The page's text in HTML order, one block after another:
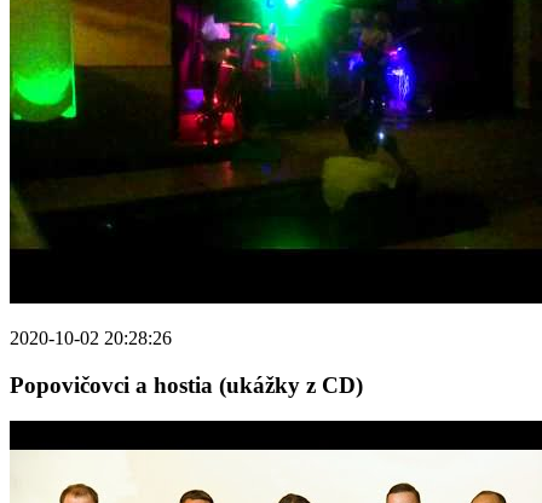
2020-10-02 20:28:26
Popovičovci a hostia (ukážky z CD)